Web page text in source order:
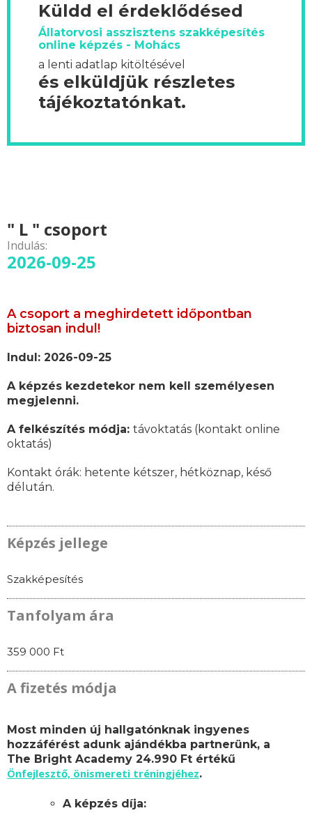
Küldd el érdeklődésed
Állatorvosi asszisztens szakképesítés
online képzés - Mohács
a lenti adatlap kitöltésével
és elküldjük részletes
tájékoztatónkat.
" L " csoport
Indulás:
2026-09-25
A csoport a meghirdetett időpontban
biztosan indul!
Indul: 2026-09-25
A képzés kezdetekor nem kell személyesen
megjelenni.
A felkészítés módja: távoktatás (kontakt online
oktatás)
Kontakt órák: hetente kétszer, hétköznap, késő
délután.
Képzés jellege
Szakképesítés
Tanfolyam ára
359 000 Ft
A fizetés módja
Most minden új hallgatónknak ingyenes
hozzáférést adunk ajándékba partnerünk, a
The Bright Academy 24.990 Ft értékű
Önfejlesztő, önismereti tréningjéhez.
A képzés díja: